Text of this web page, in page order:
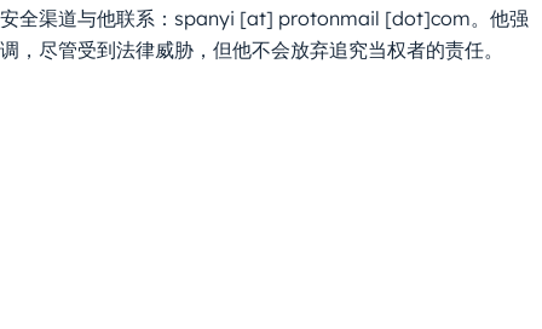
安全渠道与他联系：spanyi [at] protonmail [dot]com。他强
调，尽管受到法律威胁，但他不会放弃追究当权者的责任。